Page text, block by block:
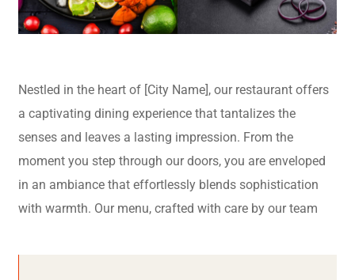
Nestled in the heart of [City Name], our restaurant offers
a captivating dining experience that tantalizes the
senses and leaves a lasting impression. From the
moment you step through our doors, you are enveloped
in an ambiance that effortlessly blends sophistication
with warmth. Our menu, crafted with care by our team